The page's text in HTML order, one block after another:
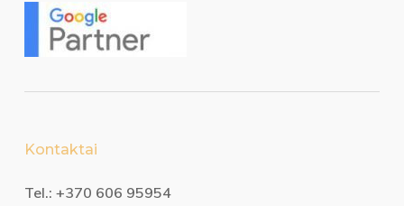
Kontaktai
Tel.: +370 606 95954